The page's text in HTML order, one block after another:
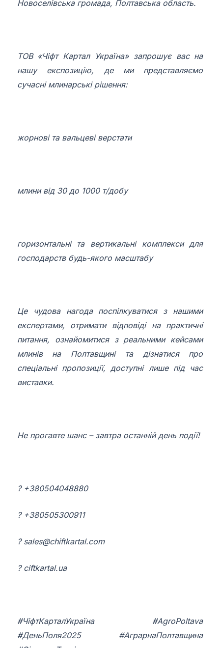
Новоселівська громада, Полтавська область.
ТОВ «Чіфт Картал Україна» запрошує вас на
нашу експозицію, де ми представляємо
сучасні млинарські рішення:
жорнові та вальцеві верстати
млини від 30 до 1000 т/добу
горизонтальні та вертикальні комплекси для
господарств будь-якого масштабу
Це чудова нагода поспілкуватися з нашими
експертами, отримати відповіді на практичні
питання, ознайомитися з реальними кейсами
млинів на Полтавщині та дізнатися про
спеціальні пропозиції, доступні лише під час
виставки.
Не прогавте шанс – завтра останній день події!
? +380504048880
? +380505300911
? sales@chiftkartal.com
? ciftkartal.ua
#ЧіфтКарталУкраїна #AgroPoltava
#ДеньПоля2025 #АграрнаПолтавщина